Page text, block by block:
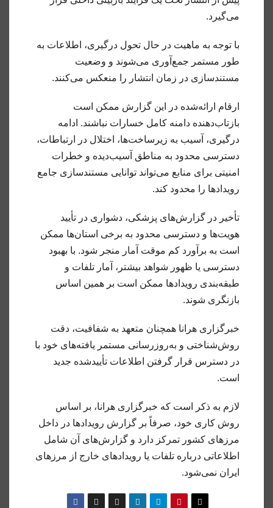
می‌گیرد.
با توجه به ماهیت در حال تحول درگیری، اطلاعات به
طور مستمر جمع‌آوری می‌شوند و وضعیت
مستندسازی در زمان انتشار را منعکس می‌کنند.
ارقام ارائه‌شده در این گزارش ممکن است
بازتاب‌دهنده دامنه کامل خسارات نباشند. ادامه
درگیری، آسیب به زیرساخت‌ها، اختلال در ارتباطات،
دسترسی محدود به مناطق آسیب‌دیده و خطرات
امنیتی برای منابع می‌تواند توانایی مستندسازی جامع
رویدادها را محدود کند.
تأخیر در گزارش‌های پزشکی، دشواری در تأیید
هویت‌ها و دسترسی محدود به برخی استان‌ها ممکن
است به برآورد کم موقت آمار منجر شود. با بهبود
دسترسی یا ظهور شواهد بیشتر، آمار تلفات و
طبقه‌بندی رویدادها ممکن است بر همین اساس
بازنگری شوند.
خبرگزاری هرانا همچنان متعهد به شفافیت، دقت
روش‌شناختی و به‌روزرسانی مستمر یافته‌های خود با
در دسترس قرار گرفتن اطلاعات تأییدشده جدید
است.
لازم به ذکر است که خبرگزاری هرانا، بر اساس
روش کاری خود، صرفاً بر گزارش رویدادها در داخل
مرزهای کشور تمرکز دارد و گزارش‌های آن شامل
اطلاعاتی درباره تلفات یا رویدادهای خارج از مرزهای
ایران نمی‌شود.